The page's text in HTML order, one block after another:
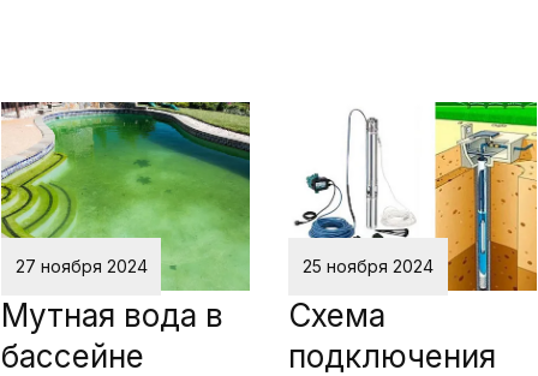
27 ноября 2024
Мутная вода в
бассейне
25 ноября 2024
Схема
подключения